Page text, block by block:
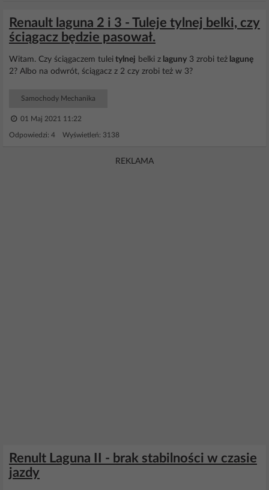
Renault laguna 2 i 3 - Tuleje tylnej belki, czy
ściągacz będzie pasował.
Witam. Czy ściągaczem tulei tylnej belki z laguny 3 zrobi też lagunę
2? Albo na odwrót, ściągacz z 2 czy zrobi też w 3?
Samochody Mechanika
01 Maj 2021 11:22
Odpowiedzi: 4 Wyświetleń: 3138
REKLAMA
Renult Laguna II - brak stabilności w czasie
jazdy